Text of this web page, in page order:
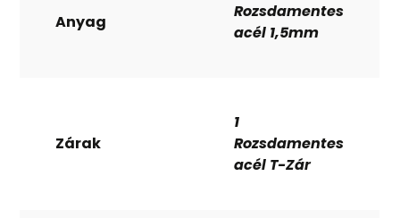
Anyag
Rozsdamentes
acél 1,5mm
Zárak
1
Rozsdamentes
acél T-Zár